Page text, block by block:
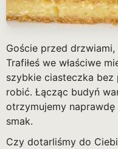
Goście przed
Trafiłeś we właściwe
szybkie ciasteczka
robić. Łącząc budyń
otrzymujemy naprawdę
smak.
Czy dotarliśmy do